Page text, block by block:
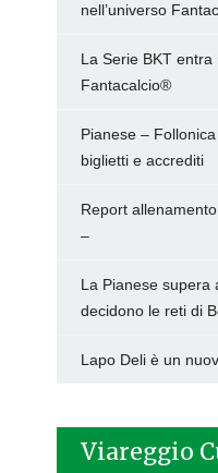
nell’universo
La Serie BKT
Fantacalcio®
Pianese –
biglietti e accrediti
Report
–
La Pianese supera
decidono le reti di
Lapo Deli è un
Viareggio